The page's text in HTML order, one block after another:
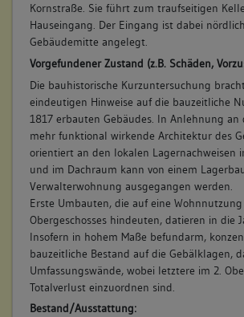
Kornstraße. Sie führt zum traufseitigen
Hauseingang. Der Eingang ist dabei
Gebäudemitte angelegt.
Vorgefundener Zustand (z.B. Schäden,
Die bauhistorische Kurzuntersuchung
eindeutigen Hinweise auf die bauzeitliche
1817 erbauten Gebäudes. In Anlehnung an
mehr funktional wirkende Architektur des
orientiert an den lokalen Lagernachweisen
und im Dachraum kann von einem
Verwalterwohnung ausgegangen werden.
Erste Umbauten, die auf eine
Obergeschosses hindeuten, datieren in die
Insofern in hohem Maße befundarm,
bauzeitliche Bestand auf die Gebälklagen,
Umfassungswände, wobei letztere im 2.
Totalverlust einzuordnen sind.
Bestand/Ausstattung: